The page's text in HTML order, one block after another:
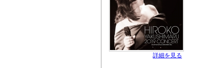
詳細を見る